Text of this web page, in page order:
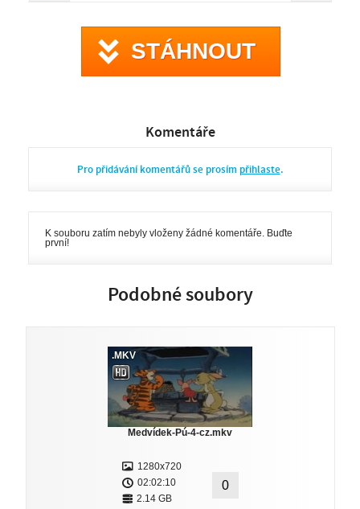
STÁHNOUT
Komentáře
Pro přidávání komentářů se prosím přihlaste.
K souboru zatím nebyly vloženy žádné komentáře. Buďte
první!
Podobné soubory
.MKV
Medvídek-Pú-4-cz.mkv
1280x720
02:02:10
2.14 GB
0